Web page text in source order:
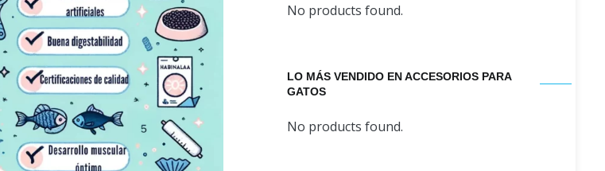
No products found.
LO MÁS VENDIDO EN ACCESORIOS PARA
GATOS
No products found.